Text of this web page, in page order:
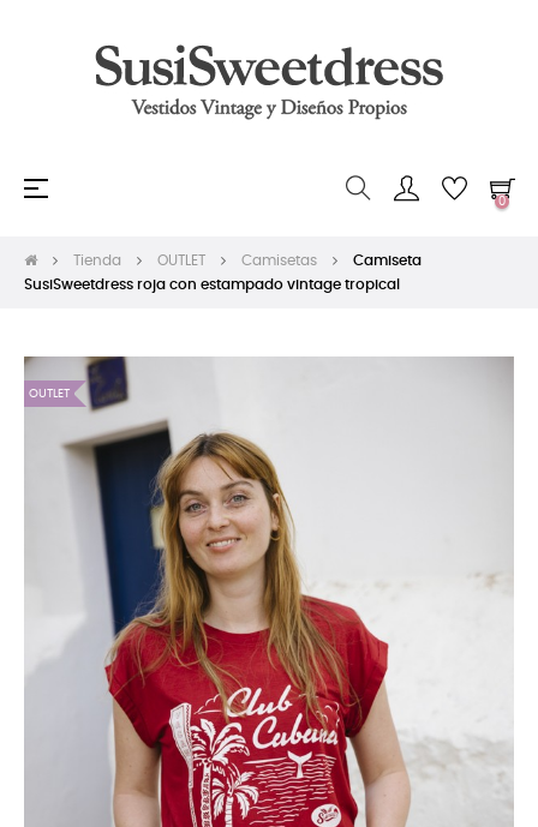
Navegación
☰
0
Tienda OUTLET Camisetas
Camiseta
SusiSweetdress roja con estampado vintage tropical
OUTLET